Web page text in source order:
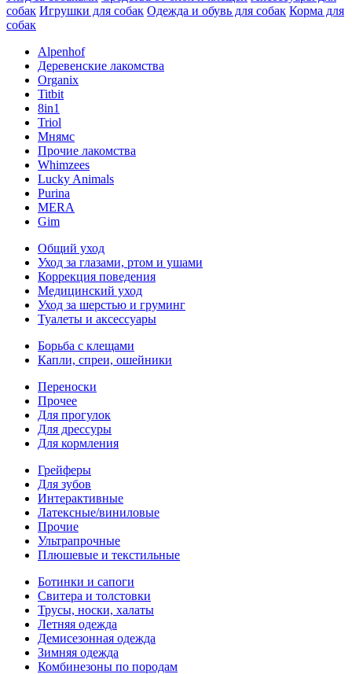
собак Игрушки для собак Одежда и обувь для собак Корма для
собак
Alpenhof
Деревенские лакомства
Organix
Titbit
8in1
Triol
Мнямс
Прочие лакомства
Whimzees
Lucky Animals
Purina
MERA
Gim
Общий уход
Уход за глазами, ртом и ушами
Коррекция поведения
Медицинский уход
Уход за шерстью и груминг
Туалеты и аксессуары
Борьба с клещами
Капли, спреи, ошейники
Переноски
Прочее
Для прогулок
Для дрессуры
Для кормления
Грейферы
Для зубов
Интерактивные
Латексные/виниловые
Прочие
Ультрапрочные
Плюшевые и текстильные
Ботинки и сапоги
Свитера и толстовки
Трусы, носки, халаты
Летняя одежда
Демисезонная одежда
Зимняя одежда
Комбинезоны по породам